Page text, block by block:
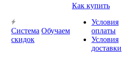
Система
скидок
Обучаем
Как купить
Условия
оплаты
Условия
доставки